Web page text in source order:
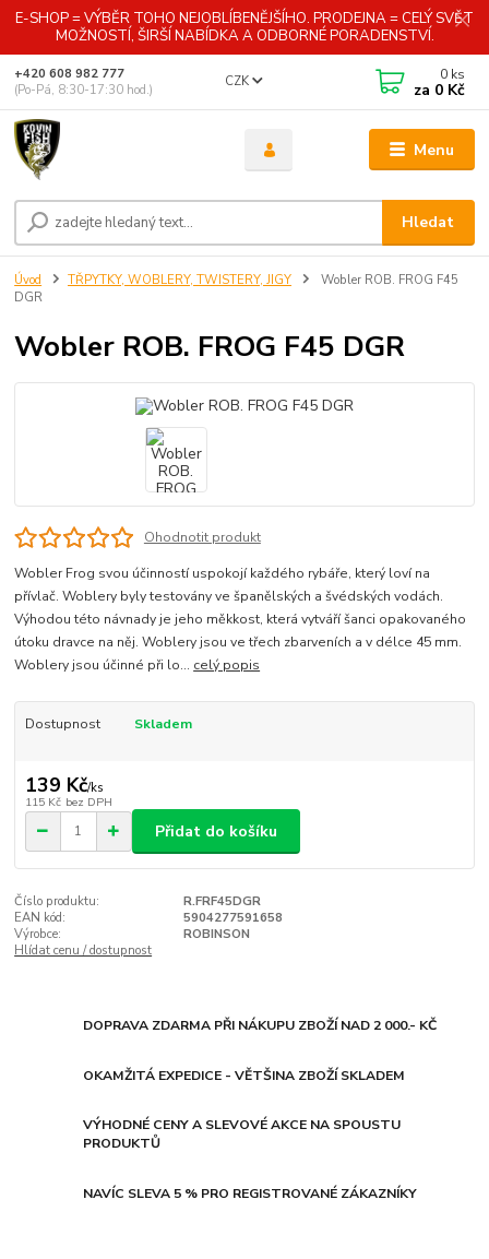
E-SHOP = VÝBĚR TOHO NEJOBLÍBENĚJŠÍHO. PRODEJNA = CELÝ SVĚT
MOŽNOSTÍ, ŠIRŠÍ NABÍDKA A ODBORNÉ PORADENSTVÍ.
Menu
CZK
Hledat
+420 608 982 777
(Po-Pá, 8:30-17:30 hod.)
0 ks
za 0 Kč
Úvod TŘPYTKY, WOBLERY, TWISTERY, JIGY
Wobler ROB. FROG F45
DGR
Wobler ROB. FROG F45 DGR
Ohodnotit produkt
Wobler Frog svou účinností uspokojí každého rybáře, který loví na
přívlač. Woblery byly testovány ve španělských a švédských vodách.
Výhodou této návnady je jeho měkkost, která vytváří šanci opakovaného
útoku dravce na něj. Woblery jsou ve třech zbarveních a v délce 45 mm.
Woblery jsou účinné při lo... celý popis
Dostupnost Skladem
139 Kč/ks
115 Kč bez DPH
Přidat do košíku
Číslo produktu:
R.FRF45DGR
EAN kód:
5904277591658
Výrobce:
ROBINSON
Hlídat cenu / dostupnost
DOPRAVA ZDARMA PŘI NÁKUPU ZBOŽÍ NAD 2 000.- KČ
OKAMŽITÁ EXPEDICE - VĚTŠINA ZBOŽÍ SKLADEM
VÝHODNÉ CENY A SLEVOVÉ AKCE NA SPOUSTU
PRODUKTŮ
NAVÍC SLEVA 5 % PRO REGISTROVANÉ ZÁKAZNÍKY